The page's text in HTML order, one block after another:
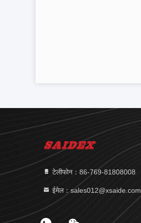
टेलीफोन：86-769-81808008
ईमेल：sales012@xsaide.com